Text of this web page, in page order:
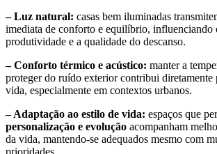
– Luz natural: casas bem iluminadas
imediata de conforto e equilíbrio, influenciando
produtividade e a qualidade do descanso.
– Conforto térmico e acústico: manter a
proteger do ruído exterior contribui diretamente
vida, especialmente em contextos urbanos.
– Adaptação ao estilo de vida: espaços que
personalização e evolução acompanham
da vida, mantendo-se adequados mesmo com
prioridades.